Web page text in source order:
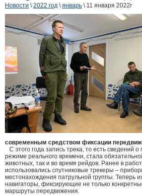
Новости \2022 год \январь \ 11 января 2022г
современным средством фиксации
С этого года запись трека, то есть сведений
режиме реального времени, стала
животных, так и во время рейдов. Ранее в
использовались спутниковые трекеры –
местонахождения патрульной группы. Теперь
навигаторы, фиксирующие не только
маршруты передвижения.